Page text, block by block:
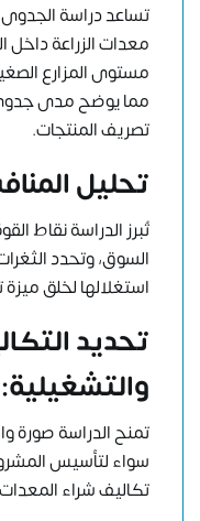
تساعد دراسة
معدات الزراعة
مستوى المزارع
مما يوضح مدى
تصريف المنتجات.
تحليل
تُبرز الدراسة نقاط
السوق، وتحدد
استغلالها لخلق
تحديد
والتشغيلية:
تمنح الدراسة صورة
سواء لتأسيس
تكاليف شراء